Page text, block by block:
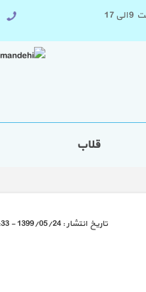
17
قلاب
تاريخ انتشار : 1399/05/24 - 22:33